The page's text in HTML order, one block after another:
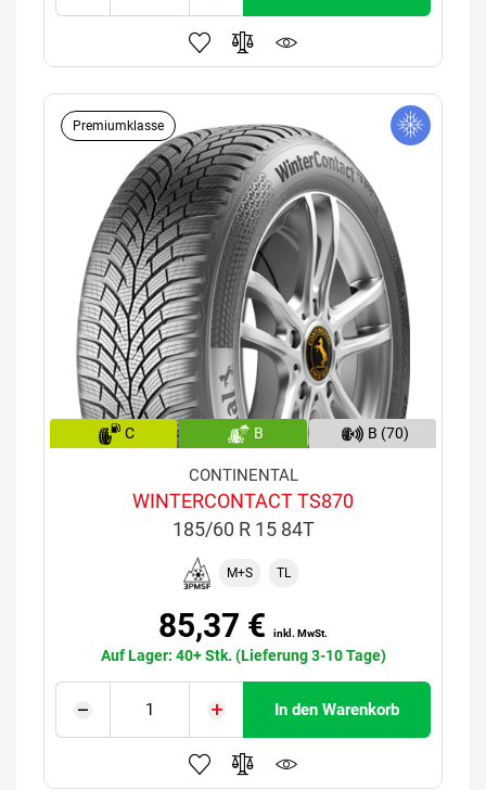
Premiumklasse
C B B (70)
CONTINENTAL
WINTERCONTACT TS870
185/60 R 15 84T
M+S TL
85,37 € inkl. MwSt.
Auf Lager: 40+ Stk. (Lieferung 3-10 Tage)
In den Warenkorb